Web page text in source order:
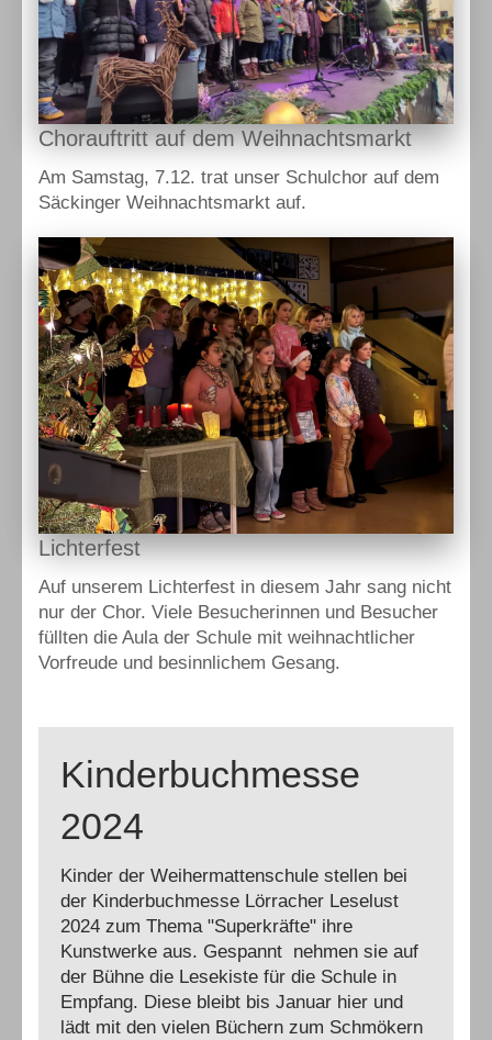
Chorauftritt auf dem Weihnachtsmarkt
Am Samstag, 7.12. trat unser Schulchor auf dem
Säckinger Weihnachtsmarkt auf.
Lichterfest
Auf unserem Lichterfest in diesem Jahr sang nicht
nur der Chor. Viele Besucherinnen und Besucher
füllten die Aula der Schule mit weihnachtlicher
Vorfreude und besinnlichem Gesang.
Kinderbuchmesse
2024
Kinder der Weihermattenschule stellen bei
der Kinderbuchmesse Lörracher Leselust
2024 zum Thema "Superkräfte" ihre
Kunstwerke aus. Gespannt nehmen sie auf
der Bühne die Lesekiste für die Schule in
Empfang. Diese bleibt bis Januar hier und
lädt mit den vielen Büchern zum Schmökern